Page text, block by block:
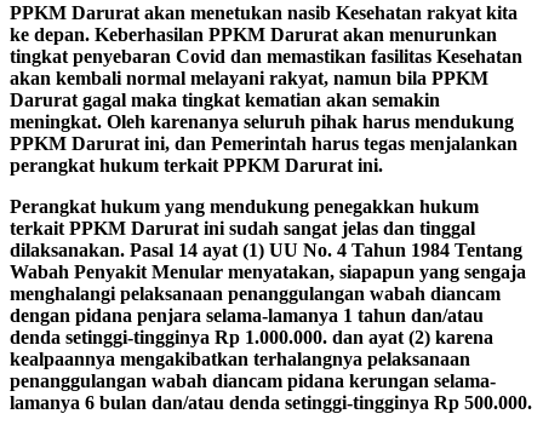
PPKM Darurat akan menetukan nasib Kesehatan rakyat kita
ke depan. Keberhasilan PPKM Darurat akan menurunkan
tingkat penyebaran Covid dan memastikan fasilitas Kesehatan
akan kembali normal melayani rakyat, namun bila PPKM
Darurat gagal maka tingkat kematian akan semakin
meningkat. Oleh karenanya seluruh pihak harus mendukung
PPKM Darurat ini, dan Pemerintah harus tegas menjalankan
perangkat hukum terkait PPKM Darurat ini.
Perangkat hukum yang mendukung penegakkan hukum
terkait PPKM Darurat ini sudah sangat jelas dan tinggal
dilaksanakan. Pasal 14 ayat (1) UU No. 4 Tahun 1984 Tentang
Wabah Penyakit Menular menyatakan, siapapun yang sengaja
menghalangi pelaksanaan penanggulangan wabah diancam
dengan pidana penjara selama-lamanya 1 tahun dan/atau
denda setinggi-tingginya Rp 1.000.000. dan ayat (2) karena
kealpaannya mengakibatkan terhalangnya pelaksanaan
penanggulangan wabah diancam pidana kerungan selama-
lamanya 6 bulan dan/atau denda setinggi-tingginya Rp 500.000.